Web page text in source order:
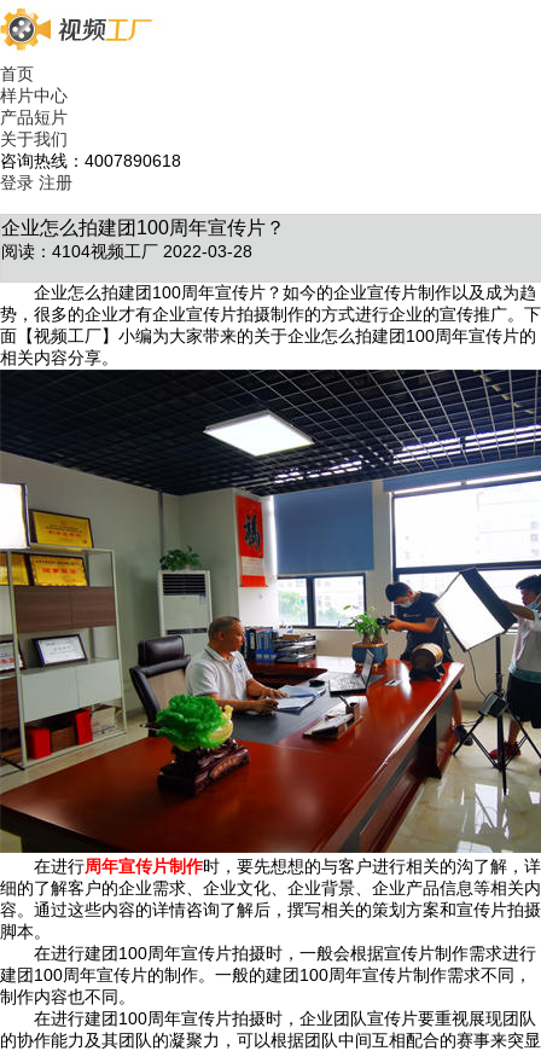
首页
样片中心
产品短片
关于我们
咨询热线：4007890618
登录 注册
企业怎么拍建团100周年宣传片？
阅读：4104视频工厂 2022-03-28
企业怎么拍建团100周年宣传片？如今的企业宣传片制作以及成为趋
势，很多的企业才有企业宣传片拍摄制作的方式进行企业的宣传推广。下
面【视频工厂】小编为大家带来的关于企业怎么拍建团100周年宣传片的
相关内容分享。
在进行周年宣传片制作时，要先想想的与客户进行相关的沟了解，详
细的了解客户的企业需求、企业文化、企业背景、企业产品信息等相关内
容。通过这些内容的详情咨询了解后，撰写相关的策划方案和宣传片拍摄
脚本。
在进行建团100周年宣传片拍摄时，一般会根据宣传片制作需求进行
建团100周年宣传片的制作。一般的建团100周年宣传片制作需求不同，
制作内容也不同。
在进行建团100周年宣传片拍摄时，企业团队宣传片要重视展现团队
的协作能力及其团队的凝聚力，可以根据团队中间互相配合的赛事来突显